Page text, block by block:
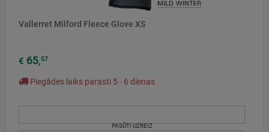
Vallerret Milford Fleece Glove XS
€ 65,57
Piegādes laiks parasti 5 - 6 dienas
PASŪTI UZREIZ